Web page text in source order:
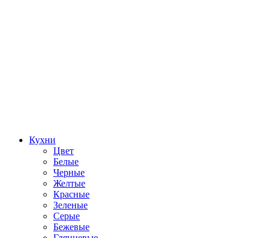
Кухни
Цвет
Белые
Черные
Желтые
Красные
Зеленые
Серые
Бежевые